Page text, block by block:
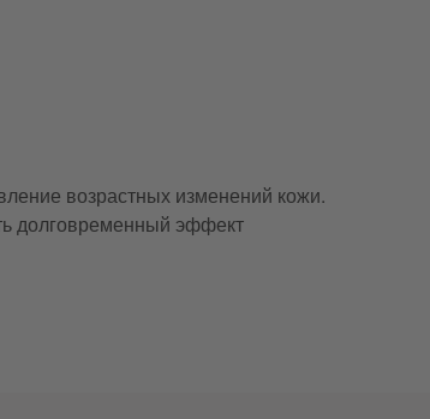
возрастных изменений кожи.
долговременный эффект